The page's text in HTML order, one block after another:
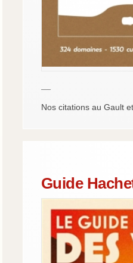
—
Nos citations au Gault
Guide